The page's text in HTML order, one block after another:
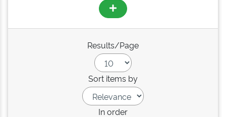
Results/Page
Sort items by
In order